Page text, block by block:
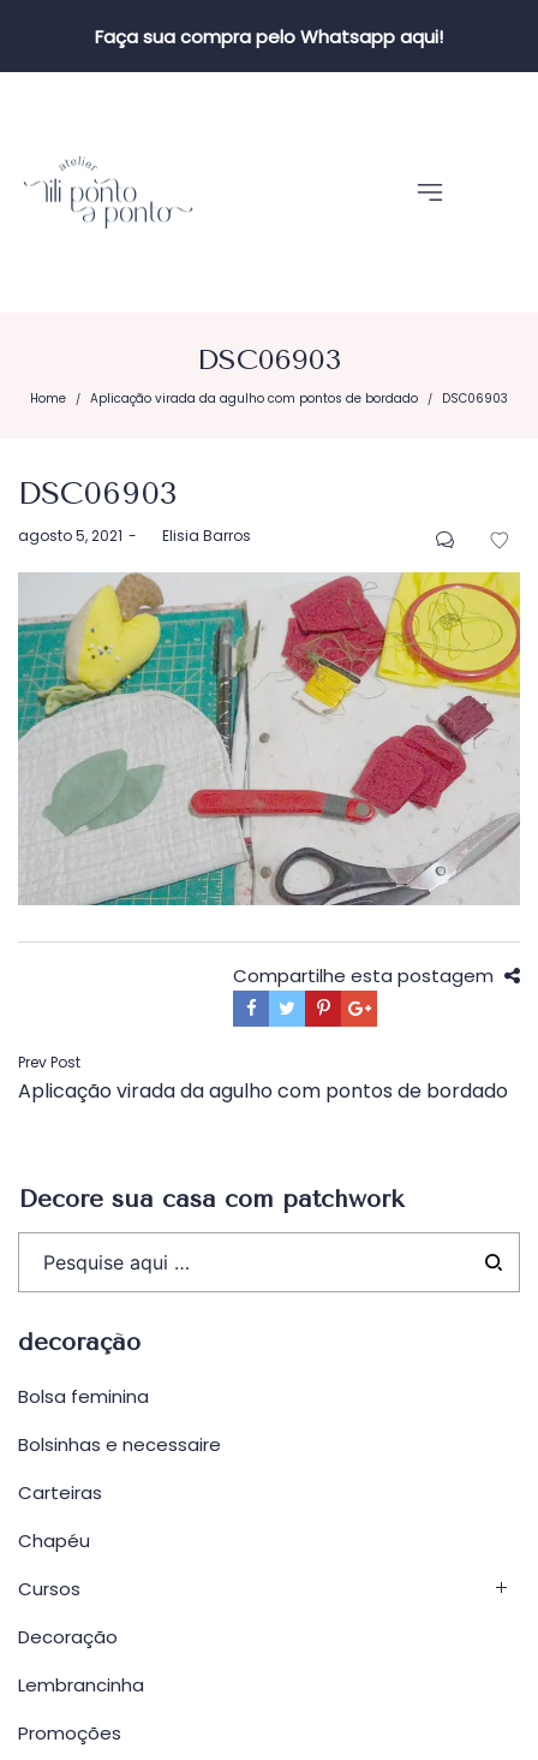
Faça sua compra pelo Whatsapp aqui!
DSC06903
Home / Aplicação virada da agulho com pontos de bordado / DSC06903
DSC06903
Postado
agosto 5, 2021 byElisia Barros
Compartilhe esta postagem
Navegação
de
Prev Post
Aplicação virada da agulho com pontos de bordado
Decore sua casa com patchwork
decoração
Bolsa feminina
Bolsinhas e necessaire
Carteiras
Chapéu
Cursos
Decoração
Lembrancinha
Promoções